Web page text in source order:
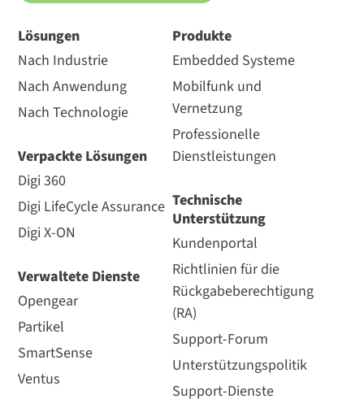
Lösungen
Nach Industrie
Nach Anwendung
Nach Technologie
Verpackte Lösungen
Digi 360
Digi LifeCycle Assurance
Digi X-ON
Verwaltete Dienste
Opengear
Partikel
SmartSense
Ventus
Produkte
Embedded Systeme
Mobilfunk und
Vernetzung
Professionelle
Dienstleistungen
Technische
Unterstützung
Kundenportal
Richtlinien für die
Rückgabeberechtigung
(RA)
Support-Forum
Unterstützungspolitik
Support-Dienste